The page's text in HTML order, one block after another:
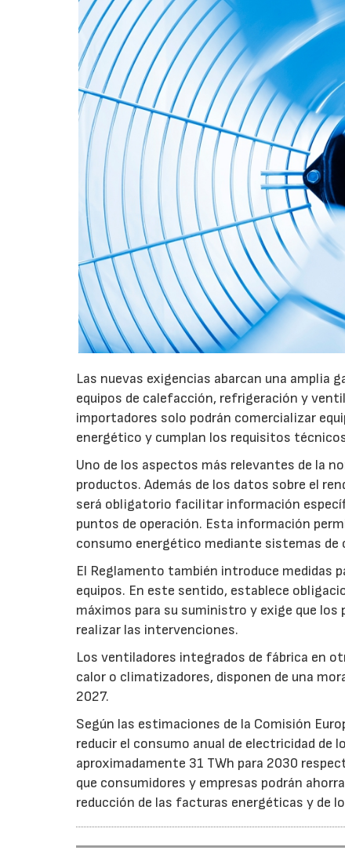
Las nuevas exigencias abarcan una amplia
equipos de calefacción, refrigeración y
importadores solo podrán comercializar
energético y cumplan los requisitos
Uno de los aspectos más relevantes de la
productos. Además de los datos sobre el
será obligatorio facilitar información
puntos de operación. Esta información
consumo energético mediante sistemas
El Reglamento también introduce medidas
equipos. En este sentido, establece
máximos para su suministro y exige que
realizar las intervenciones.
Los ventiladores integrados de fábrica en
calor o climatizadores, disponen de una
2027.
Según las estimaciones de la Comisión
reducir el consumo anual de electricidad de
aproximadamente 31 TWh para 2030
que consumidores y empresas podrán
reducción de las facturas energéticas y de